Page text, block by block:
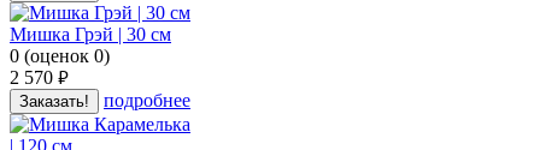
Мишка Грэй | 30 см
0 (оценок 0)
2 570 руб.
Заказать! подробнее